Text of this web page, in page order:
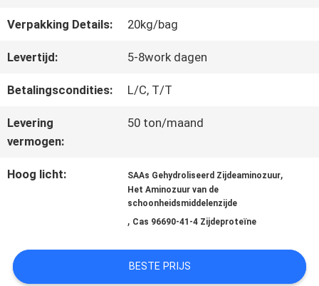
CONTACTEER
ONS
VERZOEK
OM EEN
CITAAT
PRIVACYBELEID
Verpakking Details: 20kg/bag
Levertijd: 5-8work dagen
Betalingscondities: L/C, T/T
Levering
vermogen:
50 ton/maand
Hoog licht: SAAs Gehydroliseerd Zijdeaminozuur,
Het Aminozuur van de
schoonheidsmiddelenzijde
, Cas 96690-41-4 Zijdeproteïne
BESTE PRIJS